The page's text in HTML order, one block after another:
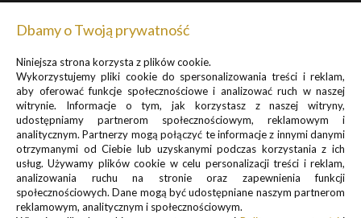
Zapisz się do newslettera, by otrzymywać informacje o
promocjach i nowościach
Informacje o przetwarzaniu danych osobowych znajdują się w pkt.
1 i 3
Dbamy o Twoją prywatność
Niniejsza strona korzysta z plików cookie.
Wykorzystujemy pliki cookie do spersonalizowania treści i reklam,
aby oferować funkcje społecznościowe i analizować ruch w naszej
witrynie. Informacje o tym, jak korzystasz z naszej witryny,
udostępniamy partnerom społecznościowym, reklamowym i
analitycznym. Partnerzy mogą połączyć te informacje z innymi danymi
otrzymanymi od Ciebie lub uzyskanymi podczas korzystania z ich
usług. Używamy plików cookie w celu personalizacji treści i reklam,
analizowania ruchu na stronie oraz zapewnienia funkcji
społecznościowych. Dane mogą być udostępniane naszym partnerom
reklamowym, analitycznym i społecznościowym.